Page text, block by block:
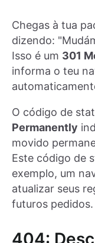
Chegas à tua
dizendo:
Isso é um 301
informa o teu
O código de
Permanently
movido
Este código de
exemplo, um
atualizar seus
futuros pedidos.